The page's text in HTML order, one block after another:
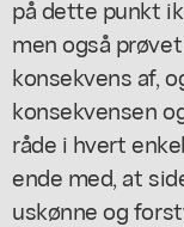
på dette punkt
men også
konsekvens af,
konsekvensen
råde i hvert
ende med, at
uskønne og